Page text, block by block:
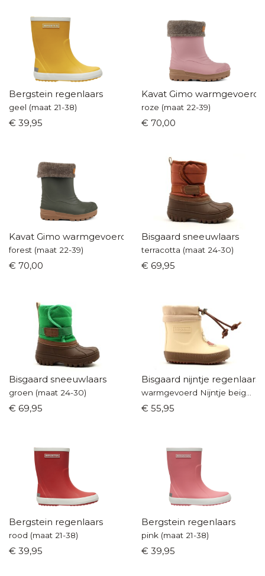
Bergstein regenlaars
geel (maat 21-38)
€ 39,95
Kavat Gimo
roze (maat 22-39)
€ 70,00
Kavat Gimo warmgevoerde laarzen
forest (maat 22-39)
€ 70,00
Bisgaard sneeuwlaars
terracotta (maat 24-30)
€ 69,95
Bisgaard sneeuwlaars
groen (maat 24-30)
€ 69,95
Bisgaard nijntje
€ 55,95
Bergstein regenlaars
rood (maat 21-38)
€ 39,95
Bergstein regenlaars
pink (maat 21-38)
€ 39,95